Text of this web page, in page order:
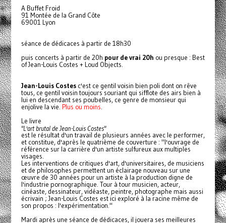
A Buffet Froid
91 Montée de la Grand Côte
69001 Lyon
séance de dédicaces à partir de 18h30
puis concerts à partir de 20h pour de vrai 20h ou presque : Best
of Jean-Louis Costes + Loud Objects.
Jean-Louis Costesc'est ce gentil voisin bien poli dont on rêve
tous, ce gentil voisin toujours souriant qui sifflote des airs bien à
lui en descendant ses poubelles, ce genre de monsieur qui
enjolive la vie. Plus ou moins.
Le livre
"L'art brutal de Jean-Louis Costes"
est le résultat d'un travail de plusieurs années avec le performer,
et constitue, d'après le quatrième de couverture : "l'ouvrage de
référence sur la carrière d'un artiste sulfureux aux multiples
visages.
Les interventions de critiques d'art, d'universitaires, de musiciens
et de philosophes permettent un éclairage nouveau sur une
œuvre de 30 années pour un artiste à la production digne de
l'industrie pornographique. Tour à tour musicien, acteur,
cinéaste, dessinateur, vidéaste, peintre, photographe mais aussi
écrivain ; Jean-Louis Costes est ici exploré à la racine même de
son propos : l'expérimentation."
Mardi après une séance de dédicaces, il jouera ses meilleures